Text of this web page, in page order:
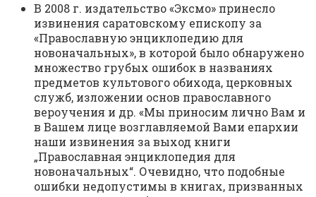
В 2008 г. издательство «Эксмо» принесло
извинения саратовскому епископу за
«Православную энциклопедию для
новоначальных», в которой было обнаружено
множество грубых ошибок в названиях
предметов культового обихода, церковных
служб, изложении основ православного
вероучения и др. «Мы приносим лично Вам и
в Вашем лице возглавляемой Вами епархии
наши извинения за выход книги
„Православная энциклопедия для
новоначальных“. Очевидно, что подобные
ошибки недопустимы в книгах, призванных